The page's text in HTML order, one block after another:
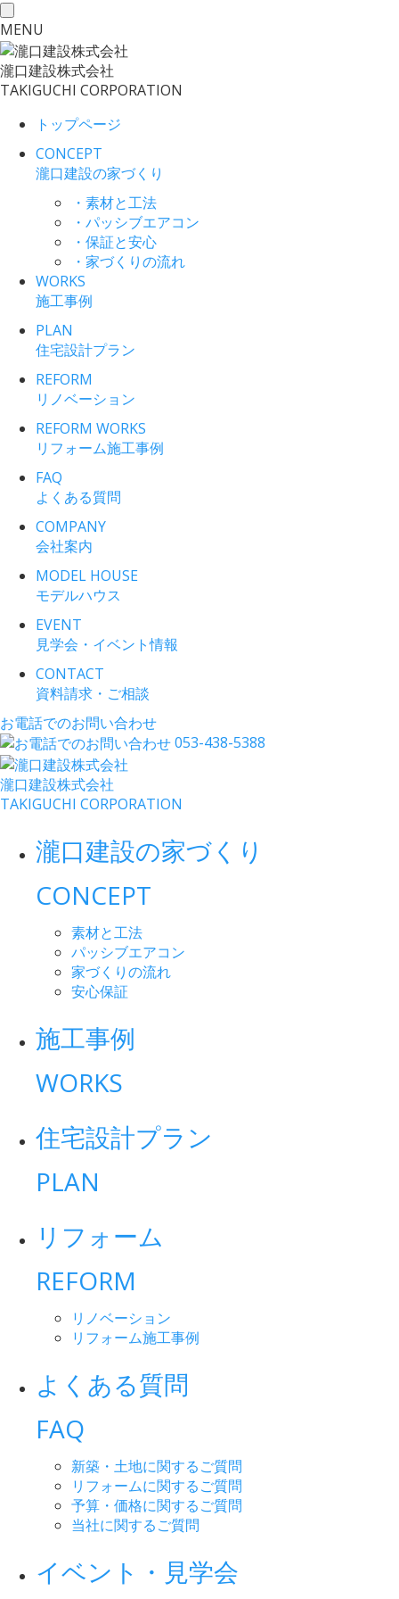
toggle
navigation
MENU
瀧口建設株式会社
TAKIGUCHI CORPORATION
トップページ
CONCEPT
瀧口建設の家づくり
・素材と工法
・パッシブエアコン
・保証と安心
・家づくりの流れ
WORKS
施工事例
PLAN
住宅設計プラン
REFORM
リノベーション
REFORM WORKS
リフォーム施工事例
FAQ
よくある質問
COMPANY
会社案内
MODEL HOUSE
モデルハウス
EVENT
見学会・イベント情報
CONTACT
資料請求・ご相談
お電話でのお問い合わせ
053-438-5388
瀧口建設株式会社
TAKIGUCHI CORPORATION
瀧口建設の家づくり
CONCEPT
素材と工法
パッシブエアコン
家づくりの流れ
安心保証
施工事例
WORKS
住宅設計プラン
PLAN
リフォーム
REFORM
リノベーション
リフォーム施工事例
よくある質問
FAQ
新築・土地に関するご質問
リフォームに関するご質問
予算・価格に関するご質問
当社に関するご質問
イベント・見学会